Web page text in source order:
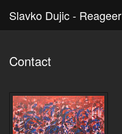
Slavko Dujic - Reageer
Contact